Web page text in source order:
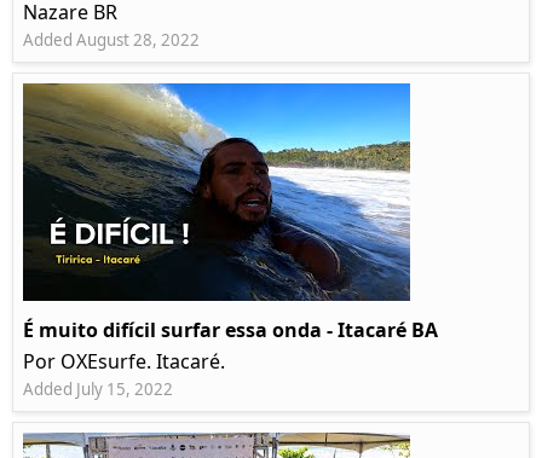
Nazare BR
Added August 28, 2022
É muito difícil surfar essa onda - Itacaré BA
Por OXEsurfe. Itacaré.
Added July 15, 2022